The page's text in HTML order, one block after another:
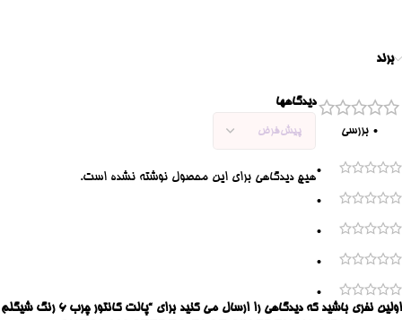
برند
0 بررسی
0
0
0
0
0
دیدگاهها
هیچ دیدگاهی برای این محصول نوشته نشده است.
اولین نفری باشید که دیدگاهی را ارسال می کنید برای “پالت کانتور چرب 6 رنگ شیگلم